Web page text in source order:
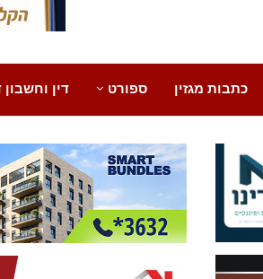
כתבות מגזין ספורט דין וחשבון